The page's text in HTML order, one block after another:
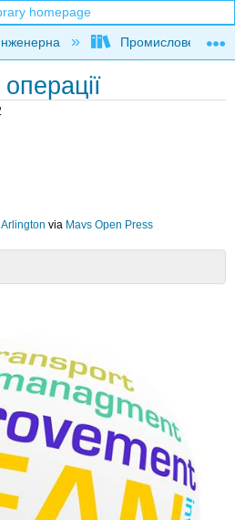
global hierarchyПромислове та
via Mavs Open Press